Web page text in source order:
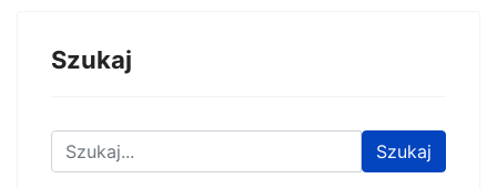
Szukaj
Znajdź na stronie Szukaj